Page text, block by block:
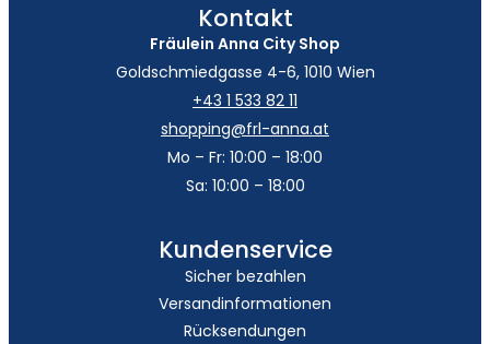
Kontakt
Fräulein Anna City Shop
Goldschmiedgasse 4-6, 1010 Wien
+43 1 533 82 11
shopping@frl-anna.at
Mo – Fr: 10:00 – 18:00
Sa: 10:00 – 18:00
Kundenservice
Sicher bezahlen
Versandinformationen
Rücksendungen